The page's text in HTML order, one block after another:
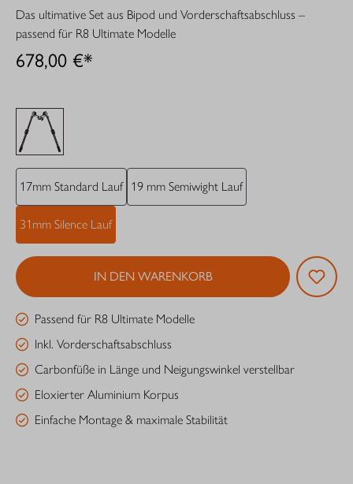
Das ultimative Set aus Bipod und Vorderschaftsabschluss –
passend für R8 Ultimate Modelle
678,00 €*
17mm Standard Lauf 19 mm Semiwight Lauf
31mm Silence Lauf
IN DEN WARENKORB
Passend für R8 Ultimate Modelle
Inkl. Vorderschaftsabschluss
Carbonfüße in Länge und Neigungswinkel verstellbar
Eloxierter Aluminium Korpus
Einfache Montage & maximale Stabilität